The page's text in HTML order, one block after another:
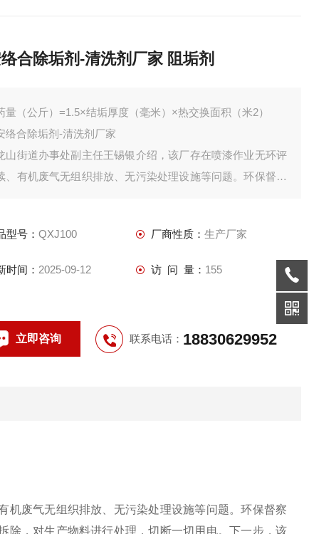
合除垢剂-清洗剂厂家 阻垢剂
量（公斤）=1.5×结垢厚度（毫米）×热交换面积（米2）
络合除垢剂-清洗剂厂家
山街道办事处副主任王锡银介绍，该厂存在喷漆作业无环评
、有机废气无组织排放、无污染处理设施等问题。环保督察
处将按照“两断三清"要求，会同环保部门继续加大对该企业
查巡查力度，防止企业死灰
型号： QXJ100 厂商性质： 生产厂家
时间： 2025-09-12 访 问 量： 155
立即咨询 联系电话： 18830629952
机废气无组织排放、无污染处理设施等问题。环保督察
除，对生产物料进行处理，切断一切用电。下一步，该